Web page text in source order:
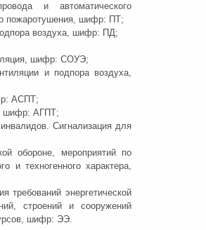
и автоматического
пожаротушения, шифр: ПТ;
воздуха, шифр: ПД;
шифр: СОУЭ;
и подпора воздуха,
АСПТ;
шифр: АГПТ;
Сигнализация для
обороне, мероприятий по
и техногенного характера,
требований энергетической
строений и сооружений
шифр: ЭЭ.